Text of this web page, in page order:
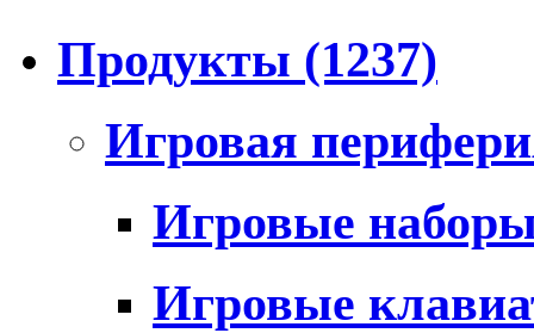
Продукты (1237)
Игровая
Игровые
Игровые